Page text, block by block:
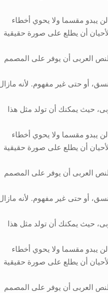
يبدو مقسما ولا يحوي أخطاء
أن يطلع على صورة حقيقية
العربى أن يوفر على المصمم
أو حتى غير مفهوم. لأنه
حيث يمكنك أن تولد مثل هذا
يبدو مقسما ولا يحوي أخطاء
أن يطلع على صورة حقيقية
العربى أن يوفر على المصمم
أو حتى غير مفهوم. لأنه
حيث يمكنك أن تولد مثل هذا
يبدو مقسما ولا يحوي أخطاء
أن يطلع على صورة حقيقية
العربى أن يوفر على المصمم